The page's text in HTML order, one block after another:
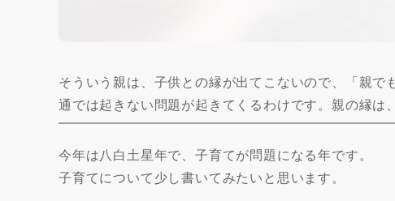
そういう親は、子供との縁が出てこないので、「親
通では起きない問題が起きてくるわけです。親の縁は
今年は八白土星年で、子育てが問題になる年です。
子育てについて少し書いてみたいと思います。